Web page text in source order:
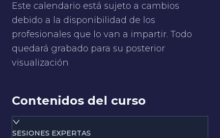
Este calendario está sujeto a cambios
debido a la disponibilidad de los
profesionales que lo van a impartir. Todo
quedará grabado para su posterior
visualización
Contenidos del curso
SESIONES EXPERTAS